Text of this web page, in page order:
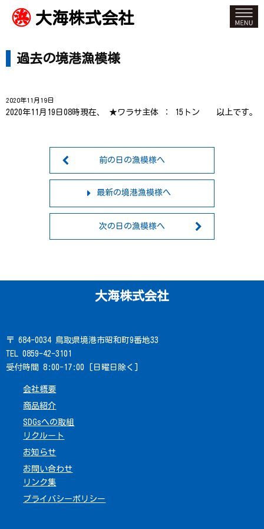
大海株式会社
過去の境港漁模様
2020年11月19日
2020年11月19日08時現在、 ★ワラサ主体 ： 15トン 以上です。
前の日の漁模様へ
最新の境港漁模様へ
次の日の漁模様へ
大海株式会社
〒 684-0034 鳥取県境港市昭和町9番地33
TEL 0859-42-3101
受付時間 8:00-17:00 [日曜日除く]
会社概要
商品紹介
SDGsへの取組
リクルート
お知らせ
お問い合わせ
リンク集
プライバシーポリシー